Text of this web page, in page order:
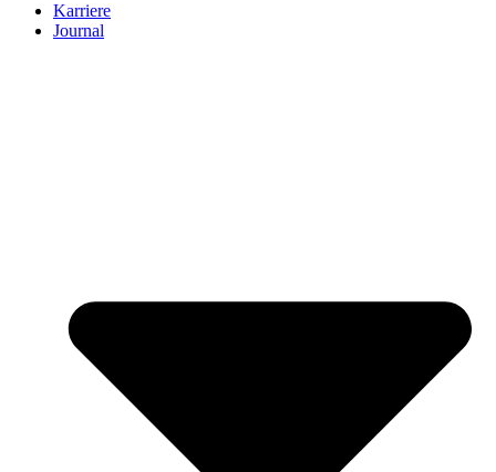
Karriere
Journal